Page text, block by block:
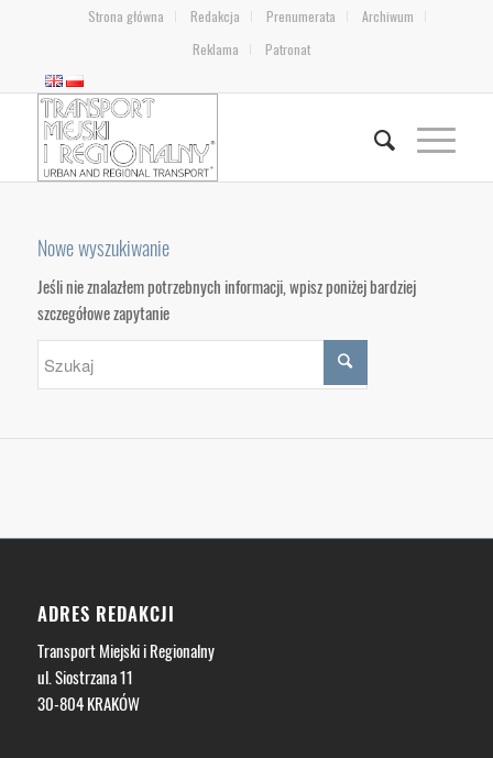
Strona główna Redakcja Prenumerata
Archiwum
Reklama
Patronat
Nowe wyszukiwanie
Jeśli nie znalazłem potrzebnych informacji, wpisz poniżej bardziej
szczegółowe zapytanie
ADRES REDAKCJI
Transport Miejski i Regionalny
ul. Siostrzana 11
30-804 KRAKÓW